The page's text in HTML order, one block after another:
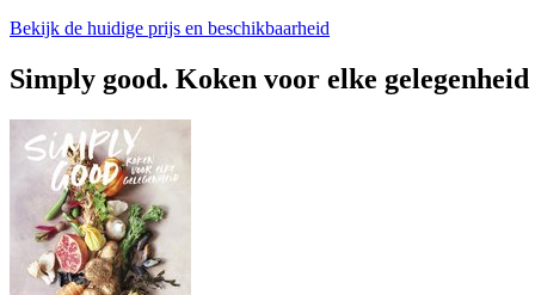
Bekijk de huidige prijs en beschikbaarheid
Simply good. Koken voor elke gelegenheid